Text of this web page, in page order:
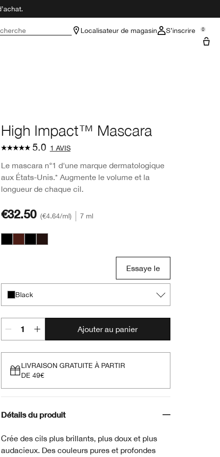
Localisateur de magasin S’inscrire 0
High Impact™ Mascara
5.0 1 AVIS
Le mascara n°1 d'une marque dermatologique
aux États-Unis.* Augmente le volume et la
longueur de chaque cil.
€32.50 €4.64/ml 7 ml
Essaye le
Black
Ajouter au panier
LIVRAISON GRATUITE À PARTIR
DE 49€
Détails du produit
Crée des cils plus brillants, plus doux et plus
audacieux. Des couleurs pures et profondes